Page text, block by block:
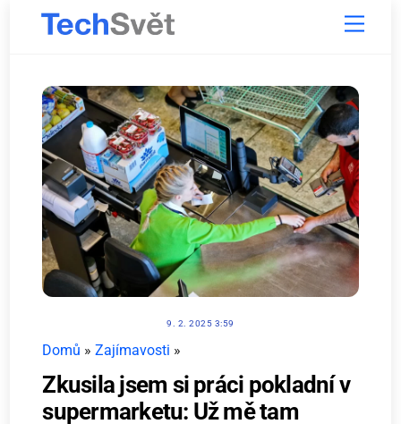
Menu
9. 2. 2025 3:59
Domů » Zajímavosti »
Zkusila jsem si práci pokladní v
supermarketu: Už mě tam